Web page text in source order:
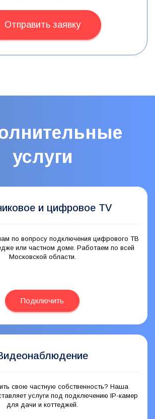
Отправить заявку
услуги
и цифровое TV
по вопросу подключения цифрового ТВ
или частном доме. Работаем по всей
Московской области.
Подключить
свою частную собственность? Наша
услуги под подключению IP-камер
для дачи и коттеджей.